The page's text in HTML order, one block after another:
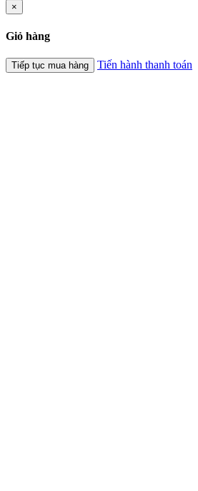
×
Giỏ hàng
Tiếp tục mua hàng Tiến hành thanh toán